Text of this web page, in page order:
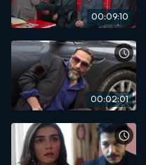
00:09:10
00:02:01